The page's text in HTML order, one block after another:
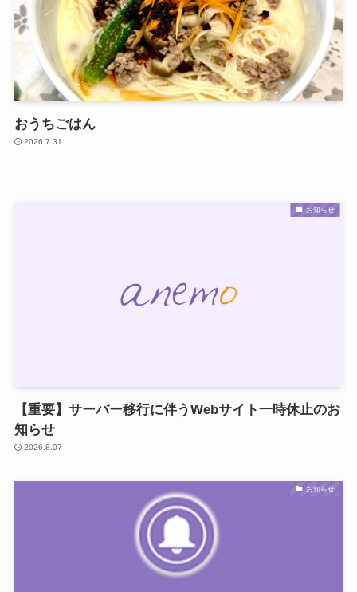
おうちごはん
2026.7.31
お知らせ
【重要】サーバー移行に伴うWebサイト一時休止のお
知らせ
2026.8.07
お知らせ